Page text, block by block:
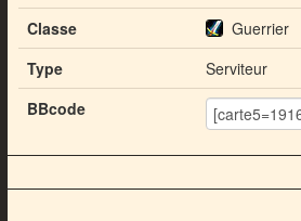
Classe
Guerrier
Type
Serviteur
BBcode